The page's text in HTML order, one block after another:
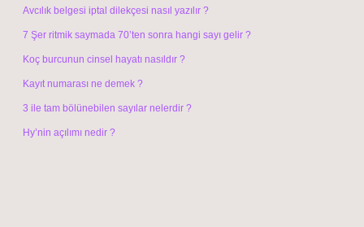
Avcılık belgesi iptal dilekçesi nasıl yazılır ?
7 Şer ritmik saymada 70’ten sonra hangi sayı gelir ?
Koç burcunun cinsel hayatı nasıldır ?
Kayıt numarası ne demek ?
3 ile tam bölünebilen sayılar nelerdir ?
Hy’nin açılımı nedir ?